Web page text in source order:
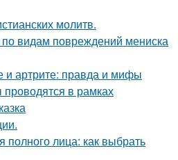
молитв.
видам повреждений мениска
и артрите: правда и мифы
проводятся в рамках
полного лица: как выбрать